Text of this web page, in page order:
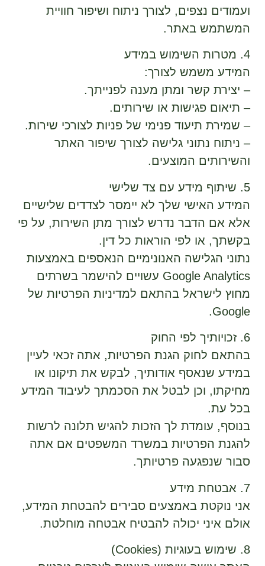
ועמודים נצפים, לצורך ניתוח ושיפור חוויית
המשתמש באתר.
4. מטרות השימוש במידע
המידע משמש לצורך:
– יצירת קשר ומתן מענה לפנייתך.
– תיאום פגישות או שירותים.
– שמירת תיעוד פנימי של פניות לצורכי שירות.
– ניתוח נתוני גלישה לצורך שיפור האתר
והשירותים המוצעים.
5. שיתוף מידע עם צד שלישי
המידע האישי שלך לא יימסר לצדדים שלישיים
אלא אם הדבר נדרש לצורך מתן השירות, על פי
בקשתך, או לפי הוראות כל דין.
נתוני הגלישה האנונימיים הנאספים באמצעות
Google Analytics עשויים להישמר בשרתים
מחוץ לישראל בהתאם למדיניות הפרטיות של
Google.
6. זכויותיך לפי החוק
בהתאם לחוק הגנת הפרטיות, אתה זכאי לעיין
במידע שנאסף אודותיך, לבקש את תיקונו או
מחיקתו, וכן לבטל את הסכמתך לעיבוד המידע
בכל עת.
בנוסף, עומדת לך הזכות להגיש תלונה לרשות
להגנת הפרטיות במשרד המשפטים אם אתה
סבור שנפגעה פרטיותך.
7. אבטחת מידע
אני נוקטת באמצעים סבירים להבטחת המידע,
אולם איני יכולה להבטיח אבטחה מוחלטת.
8. שימוש בעוגיות (Cookies)